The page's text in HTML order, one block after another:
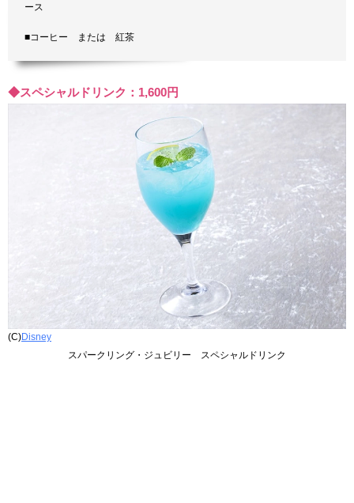
ース
■コーヒー または 紅茶
◆スペシャルドリンク：1,600円
(C)Disney
スパークリング・ジュビリー スペシャルドリンク